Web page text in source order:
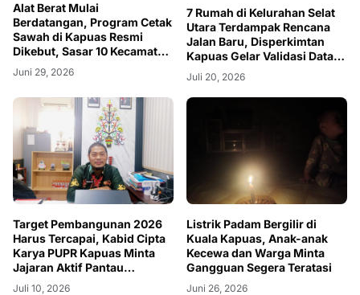
Alat Berat Mulai
Berdatangan, Program Cetak
Sawah di Kapuas Resmi
Dikebut, Sasar 10 Kecamatan
dan 39 Desa
Juni 29, 2026
7 Rumah di Kelurahan Selat
Utara Terdampak Rencana
Jalan Baru, Disperkimtan
Kapuas Gelar Validasi Data
Relokasi
Juli 20, 2026
Target Pembangunan 2026
Harus Tercapai, Kabid Cipta
Karya PUPR Kapuas Minta
Jajaran Aktif Pantau
Lapangan
Juli 10, 2026
Listrik Padam Bergilir di
Kuala Kapuas, Anak-anak
Kecewa dan Warga Minta
Gangguan Segera Teratasi
Juni 26, 2026